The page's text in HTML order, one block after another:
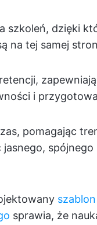
szkoleń, dzięki
na tej samej
i
pomagając
sprawia, że